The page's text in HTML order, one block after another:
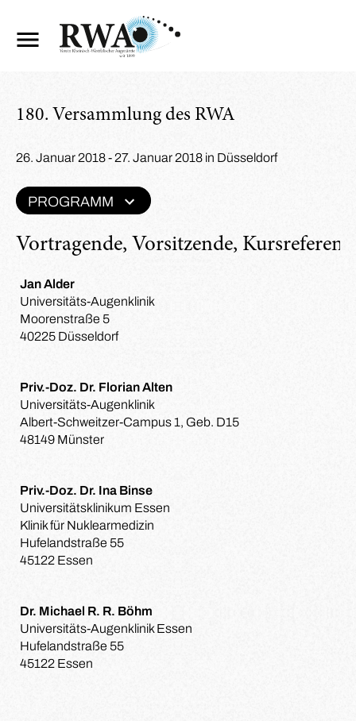
180. Versammlung des RWA
Vortragende, Vorsitzende,
Jan Alder
Universitäts-Augenklinik
Moorenstraße 5
40225 Düsseldorf
Priv.-Doz. Dr. Florian Alten
Universitäts-Augenklinik
Albert-Schweitzer-Campus 1, Geb. D15
48149 Münster
Priv.-Doz. Dr. Ina Binse
Universitätsklinikum Essen
Klinik für Nuklearmedizin
Hufelandstraße 55
45122 Essen
Dr. Michael R. R. Böhm
Universitäts-Augenklinik Essen
Hufelandstraße 55
45122 Essen
26. Januar 2018 - 27. Januar 2018 in Düsseldorf
PROGRAMM